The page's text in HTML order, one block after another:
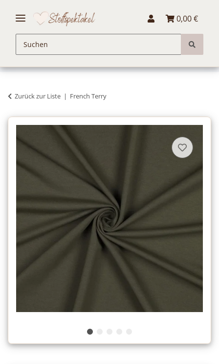
0,00 €
Zurück zur Liste French Terry